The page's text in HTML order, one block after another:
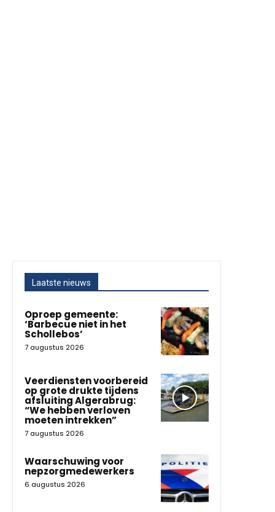
Laatste nieuws
Oproep gemeente:
‘Barbecue niet in het
Schollebos’
7 augustus 2026
Veerdiensten voorbereid
op grote drukte tijdens
afsluiting Algerabrug:
“We hebben verloven
moeten intrekken”
7 augustus 2026
Waarschuwing voor
nepzorgmedewerkers
6 augustus 2026